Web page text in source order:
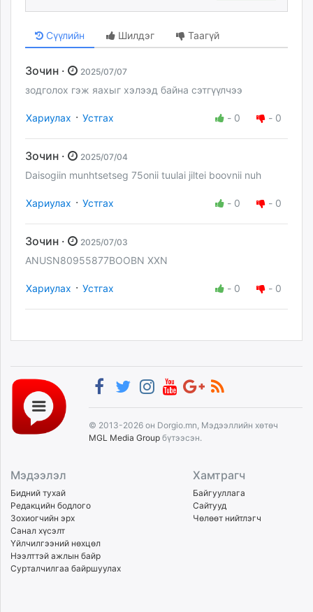
Сүүлийн Шилдэг Таагүй
Зочин · 2025/07/07
зодголох гэж яахыг хэлээд байна сэтгүүлчээ
Хариулах · Устгах - 0 - 0
Зочин · 2025/07/04
Daisogiin munhtsetseg 75onii tuulai jiltei boovnii nuh
Хариулах · Устгах - 0 - 0
Зочин · 2025/07/03
ANUSN80955877BOOBN XXN
Хариулах · Устгах - 0 - 0
© 2013-2026 он Dorgio.mn, Мэдээллийн хөтөч
MGL Media Group бүтээсэн.
Мэдээлэл
Бидний тухай
Редакцийн бодлого
Зохиогчийн эрх
Санал хүсэлт
Үйлчилгээний нөхцөл
Нээлттэй ажлын байр
Сурталчилгаа байршуулах
Хамтрагч
Байгууллага
Сайтууд
Чөлөөт нийтлэгч